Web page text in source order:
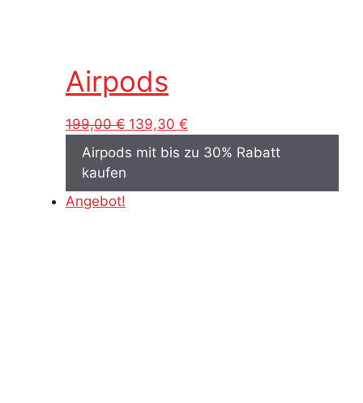
Airpods
199,00€ Ursprünglicher
Preis
war:
139,30 €
Preis
Airpods mit bis zu 30% Rabatt
kaufen
Angebot!